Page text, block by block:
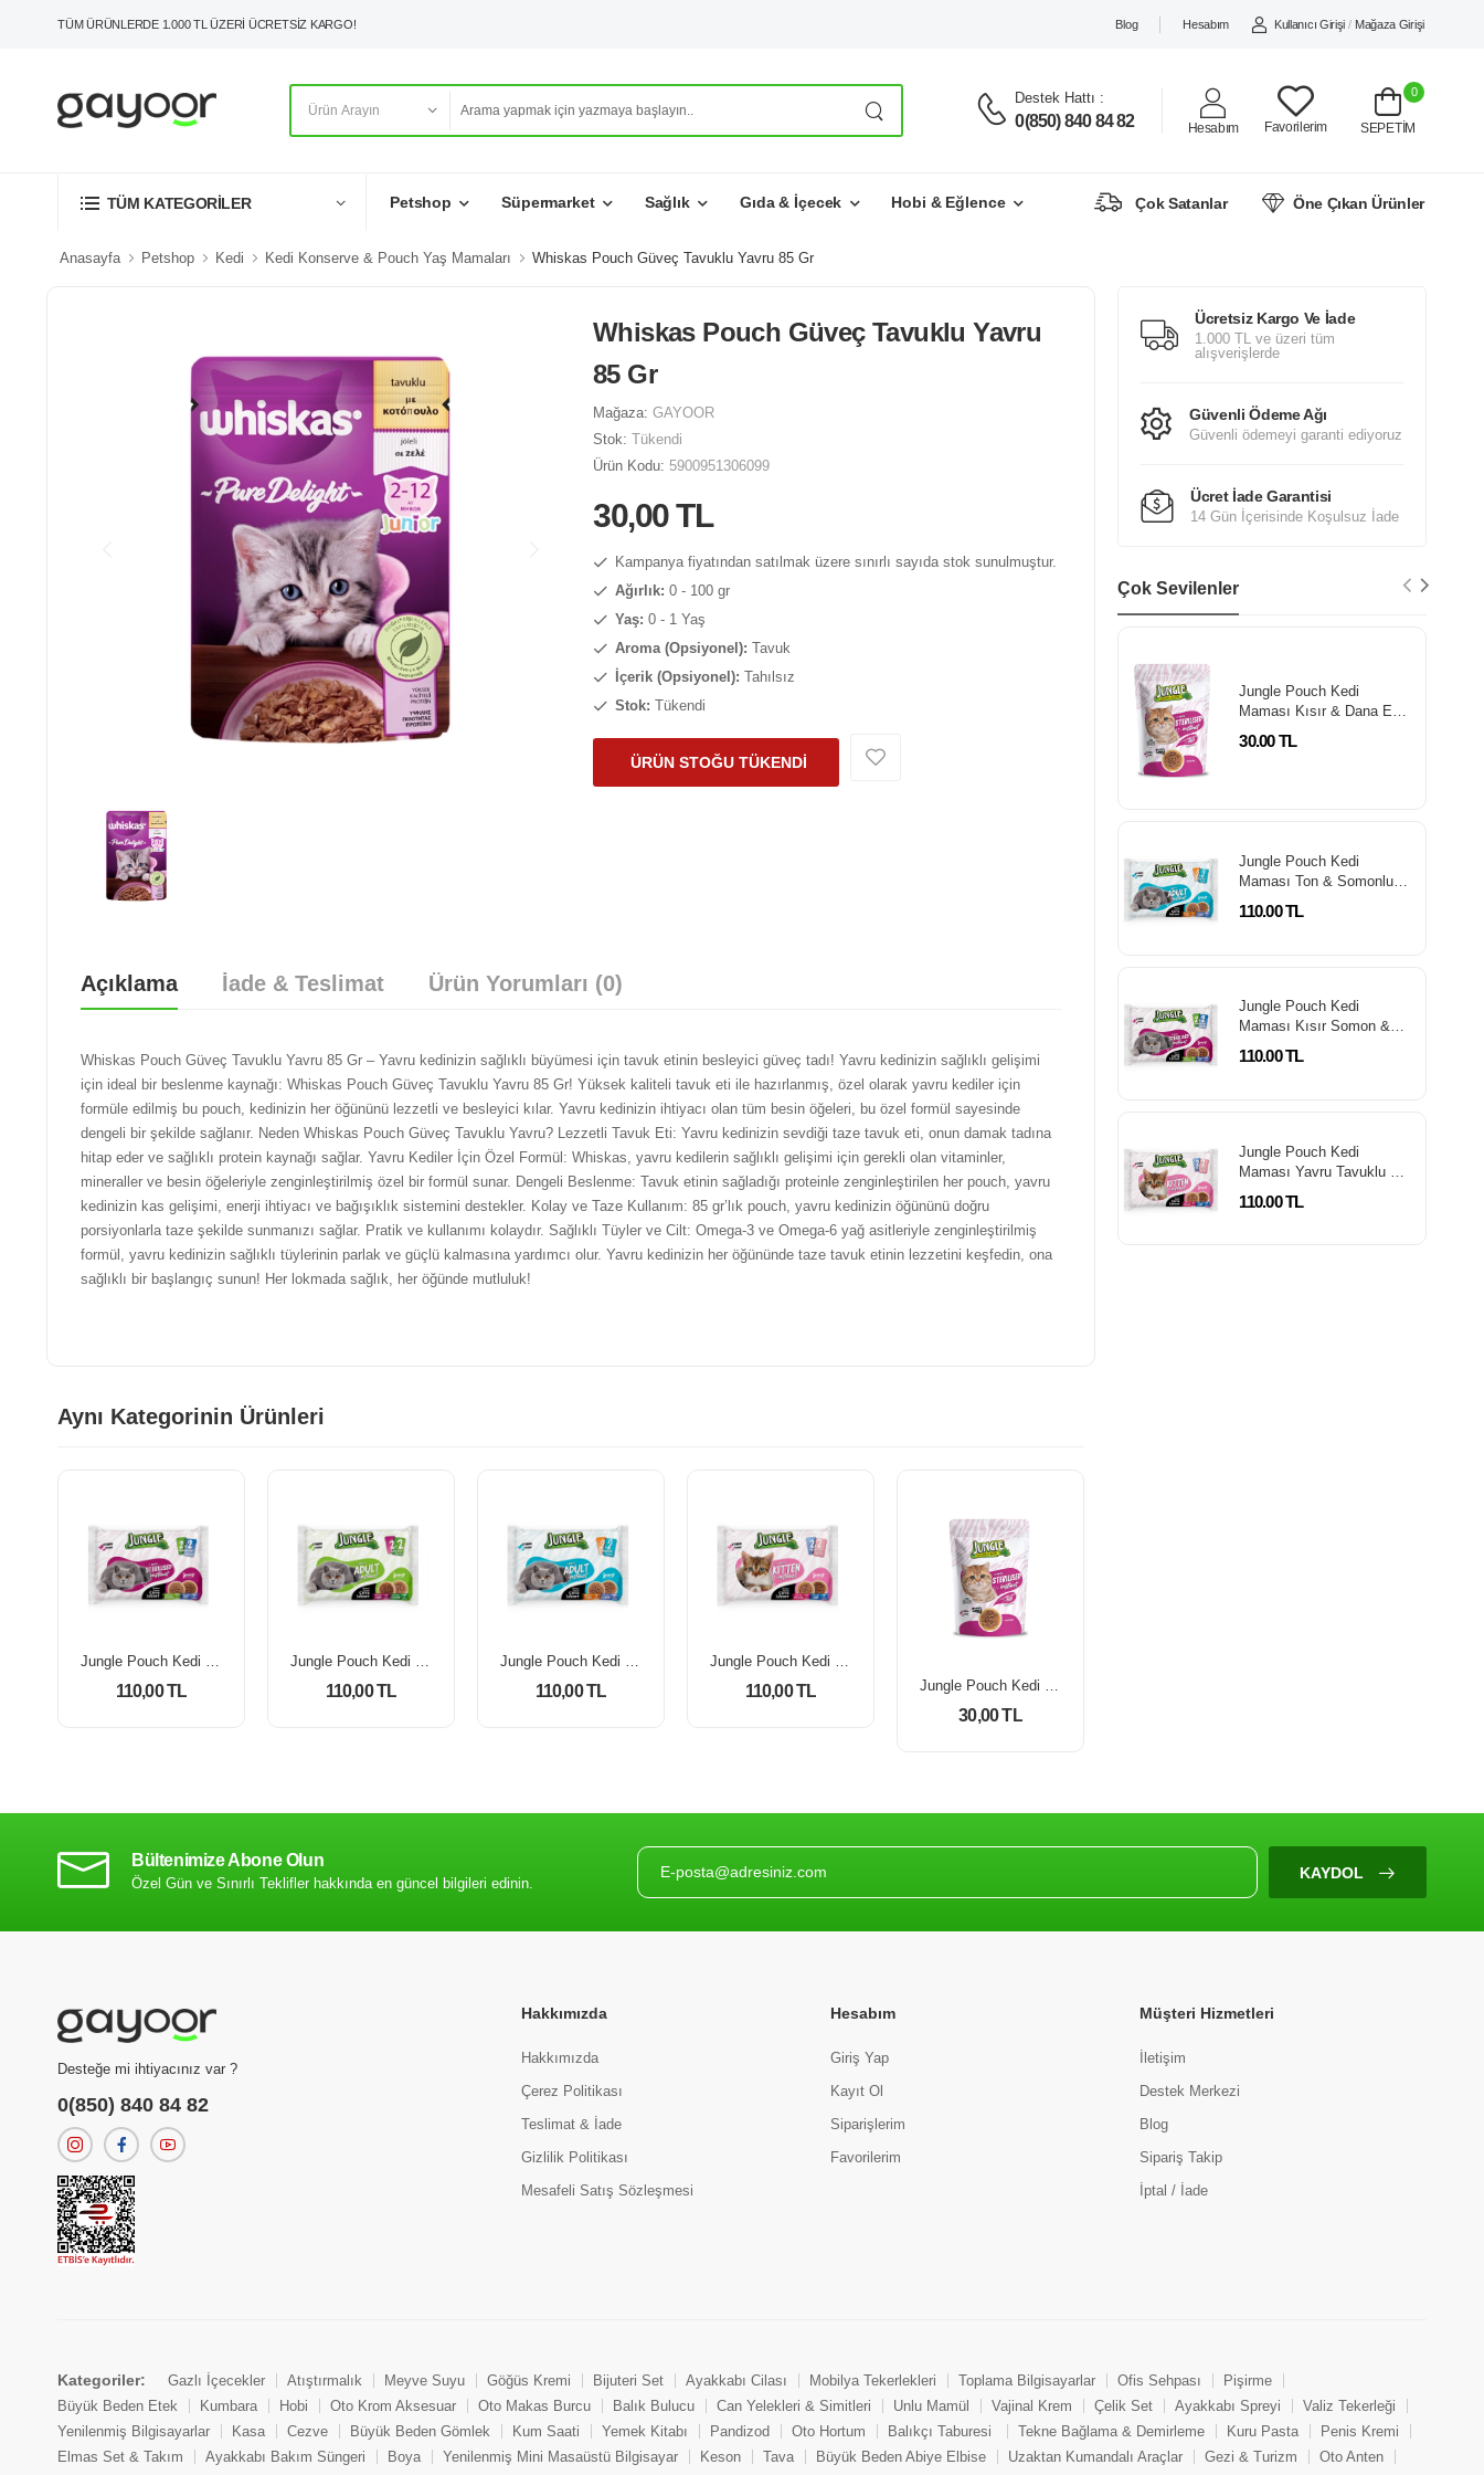
TÜM ÜRÜNLERDE 1.000 TL ÜZERİ ÜCRETSİZ KARGO! Blog Hesabım Kullanıcı Girişi / Mağaza Girişi
Destek Hattı :
0(850) 840 84 82 Hesabım Favorilerim
0
SEPETİM
TÜM KATEGORİLER Petshop Süpermarket Sağlık Gıda & İçecek Hobi & Eğlence Çok Satanlar Öne Çıkan Ürünler
Anasayfa Petshop Kedi Kedi Konserve & Pouch Yaş Mamaları Whiskas Pouch Güveç Tavuklu Yavru 85 Gr
Whiskas Pouch Güveç Tavuklu Yavru
85 Gr
Mağaza: GAYOOR
Stok: Tükendi
Ürün Kodu: 5900951306099
30,00 TL
Kampanya fiyatından satılmak üzere sınırlı sayıda stok sunulmuştur.
Ağırlık: 0 - 100 gr
Yaş: 0 - 1 Yaş
Aroma (Opsiyonel): Tavuk
İçerik (Opsiyonel): Tahılsız
Stok: Tükendi
ÜRÜN STOĞU TÜKENDİ
Açıklama İade & Teslimat Ürün Yorumları (0)
Whiskas Pouch Güveç Tavuklu Yavru 85 Gr – Yavru kedinizin sağlıklı büyümesi için tavuk etinin besleyici güveç tadı! Yavru kedinizin sağlıklı gelişimi
için ideal bir beslenme kaynağı: Whiskas Pouch Güveç Tavuklu Yavru 85 Gr! Yüksek kaliteli tavuk eti ile hazırlanmış, özel olarak yavru kediler için
formüle edilmiş bu pouch, kedinizin her öğününü lezzetli ve besleyici kılar. Yavru kedinizin ihtiyacı olan tüm besin öğeleri, bu özel formül sayesinde
dengeli bir şekilde sağlanır. Neden Whiskas Pouch Güveç Tavuklu Yavru? Lezzetli Tavuk Eti: Yavru kedinizin sevdiği taze tavuk eti, onun damak tadına
hitap eder ve sağlıklı protein kaynağı sağlar. Yavru Kediler İçin Özel Formül: Whiskas, yavru kedilerin sağlıklı gelişimi için gerekli olan vitaminler,
mineraller ve besin öğeleriyle zenginleştirilmiş özel bir formül sunar. Dengeli Beslenme: Tavuk etinin sağladığı proteinle zenginleştirilen her pouch, yavru
kedinizin kas gelişimi, enerji ihtiyacı ve bağışıklık sistemini destekler. Kolay ve Taze Kullanım: 85 gr’lık pouch, yavru kedinizin öğününü doğru
porsiyonlarla taze şekilde sunmanızı sağlar. Pratik ve kullanımı kolaydır. Sağlıklı Tüyler ve Cilt: Omega-3 ve Omega-6 yağ asitleriyle zenginleştirilmiş
formül, yavru kedinizin sağlıklı tüylerinin parlak ve güçlü kalmasına yardımcı olur. Yavru kedinizin her öğününde taze tavuk etinin lezzetini keşfedin, ona
sağlıklı bir başlangıç sunun! Her lokmada sağlık, her öğünde mutluluk!
Aynı Kategorinin Ürünleri
Jungle Pouch Kedi Maması Kısır Somon & Biftek 100 Gr *4'Lü Paket
110,00 TL
Jungle Pouch Kedi Maması Kuzulu & Tavuklu 100 Gr *4'Lü Paket
110,00 TL
Jungle Pouch Kedi Maması Ton & Somonlu 100 Gr *4'Lü Paket
110,00 TL
Jungle Pouch Kedi Maması Yavru Tavuklu & Kuzulu 100 Gr *4'Lü
110,00 TL Jungle Pouch Kedi Maması Kısır & Dana Eti Parçalı 100 Gr
30,00 TL
Ücretsiz Kargo Ve İade
1.000 TL ve üzeri tüm
alışverişlerde
Güvenli Ödeme Ağı
Güvenli ödemeyi garanti ediyoruz
Ücret İade Garantisi
14 Gün İçerisinde Koşulsuz İade
Çok Sevilenler
Jungle Pouch Kedi
Maması Kısır & Dana Eti
Parçalı 100 Gr
30.00 TL
Jungle Pouch Kedi
Maması Ton & Somonlu
100 Gr *4'Lü Paket
110.00 TL
Jungle Pouch Kedi
Maması Kısır Somon &
Biftek 100 Gr *4'Lü Paket
110.00 TL
Jungle Pouch Kedi
Maması Yavru Tavuklu &
110.00 TL
Bültenimize Abone Olun
Özel Gün ve Sınırlı Teklifler hakkında en güncel bilgileri edinin.
KAYDOL
Desteğe mi ihtiyacınız var ?
0(850) 840 84 82
Hakkımızda
Hakkımızda
Çerez Politikası
Teslimat & İade
Gizlilik Politikası
Mesafeli Satış Sözleşmesi
Hesabım
Giriş Yap
Kayıt Ol
Siparişlerim
Favorilerim
Müşteri Hizmetleri
İletişim
Destek Merkezi
Blog
Sipariş Takip
İptal / İade
Kategoriler: Gazlı İçecekler Atıştırmalık Meyve Suyu Göğüs Kremi Bijuteri Set Ayakkabı Cilası Mobilya Tekerlekleri Toplama Bilgisayarlar Ofis Sehpası
Pişirme
Büyük Beden Etek
Kumbara Hobi Oto Krom Aksesuar Oto Makas Burcu Balık Bulucu Can Yelekleri & Simitleri Unlu Mamül Vajinal Krem Çelik Set Ayakkabı Spreyi
Valiz Tekerleği
Yenilenmiş Bilgisayarlar
Kasa Cezve Büyük Beden Gömlek Kum Saati Yemek Kitabı Pandizod Oto Hortum Balıkçı Taburesi Tekne Bağlama & Demirleme Kuru Pasta
Penis Kremi
Elmas Set & Takım
Ayakkabı Bakım Süngeri Boya Yenilenmiş Mini Masaüstü Bilgisayar Keson Tava Büyük Beden Abiye Elbise Uzaktan Kumandalı Araçlar Gezi & Turizm
Oto Anten